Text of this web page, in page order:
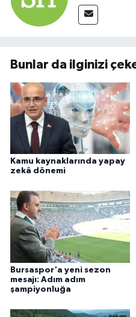
Bunlar da ilginizi
Kamu kaynaklarında yapay
zekâ dönemi
Bursaspor'a yeni sezon
mesajı: Adım adım
şampiyonluğa